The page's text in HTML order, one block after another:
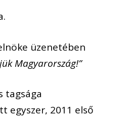
üzenetében
Magyarország!”
tagsága
egyszer, 2011 első